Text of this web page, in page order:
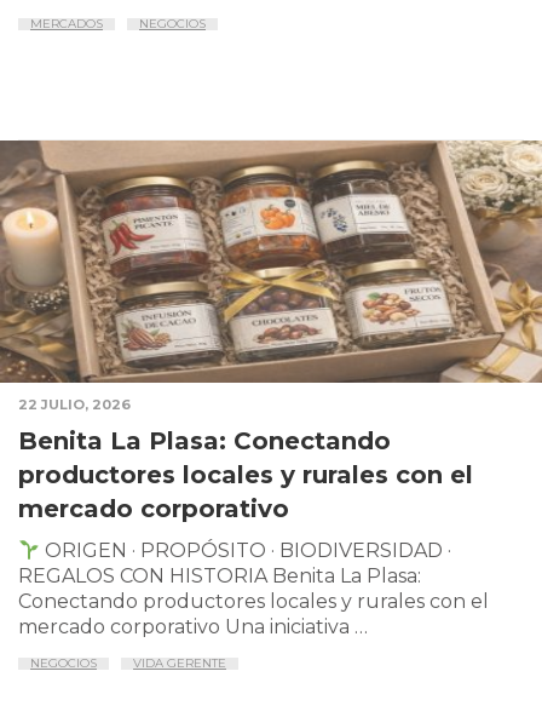
MERCADOS NEGOCIOS
22 JULIO, 2026
Benita La Plasa: Conectando
productores locales y rurales con el
mercado corporativo
ORIGEN · PROPÓSITO · BIODIVERSIDAD ·
REGALOS CON HISTORIA Benita La Plasa:
Conectando productores locales y rurales con el
mercado corporativo Una iniciativa …
NEGOCIOS VIDA GERENTE